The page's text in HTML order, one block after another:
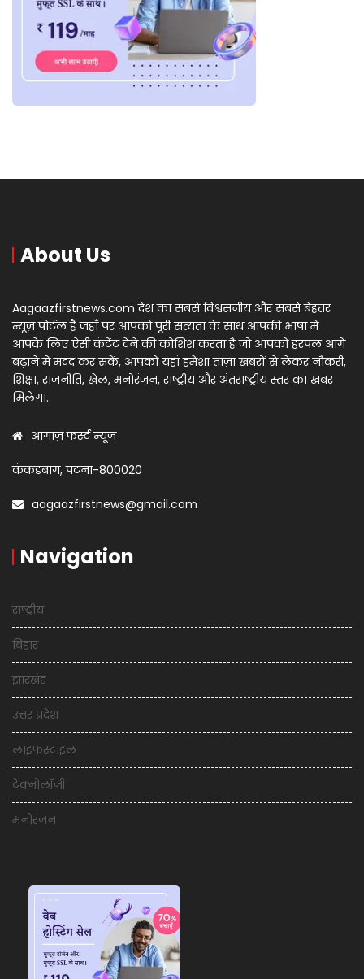
About Us
Aagaazfirstnews.com देश का सबसे विश्वसनीय और सबसे बेहतर
न्यूज़ पोर्टल है जहाँ पर आपको पूरी सत्यता के साथ आपकी भाषा में
आपके लिए ऐसी कंटेंट देने की कोशिश करता है जो आपको हरपल आगे
बढ़ाने में मदद कर सकें, आपको यहां हमेशा ताज़ा खबरों से लेकर नौकरी,
शिक्षा, राजनीति, खेल, मनोरंजन, राष्ट्रीय और अंतराष्ट्रीय स्तर का खबर
मिलेगा..
आगाज़ फर्स्ट न्यूज़
कंकड़बाग, पटना-800020
aagaazfirstnews@gmail.com
Navigation
राष्ट्रीय
बिहार
झारखंड
उत्तर प्रदेश
लाइफस्टाइल
टेक्नोलॉजी
मनोरंजन